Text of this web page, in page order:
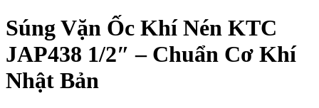
Súng Vặn Ốc Khí Nén KTC
JAP438 1/2″ – Chuẩn Cơ Khí
Nhật Bản